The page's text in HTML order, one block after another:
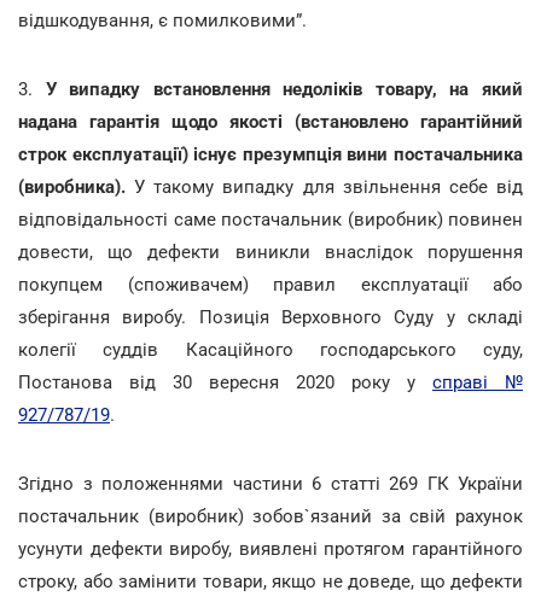
відшкодування, є помилковими”.
3. У випадку встановлення недоліків товару, на який
надана гарантія щодо якості (встановлено гарантійний
строк експлуатації) існує презумпція вини постачальника
(виробника). У такому випадку для звільнення себе від
відповідальності саме постачальник (виробник) повинен
довести, що дефекти виникли внаслідок порушення
покупцем (споживачем) правил експлуатації або
зберігання виробу. Позиція Верховного Суду у складі
колегії суддів Касаційного господарського суду,
Постанова від 30 вересня 2020 року у справі №
927/787/19.
Згідно з положеннями частини 6 статті 269 ГК України
постачальник (виробник) зобов`язаний за свій рахунок
усунути дефекти виробу, виявлені протягом гарантійного
строку, або замінити товари, якщо не доведе, що дефекти